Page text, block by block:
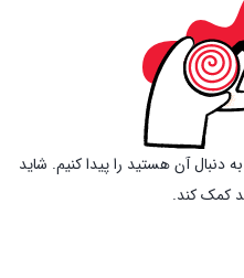
دنبال آن هستید را پیدا کنیم. شاید
کمک کند.